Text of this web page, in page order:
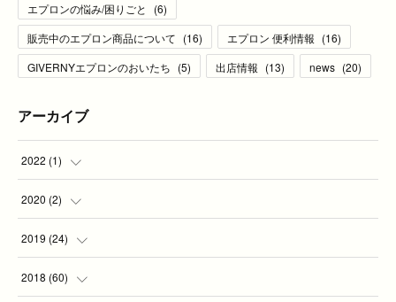
エプロンの悩み/困りごと
(6)
販売中のエプロン商品について (16) エプロン 便利情報 (16)
GIVERNYエプロンのおいたち (5) 出店情報 (13) news (20)
アーカイブ
2022 (1)
( )
2020 (2)
(2
2019 (24)
(2
2018 (60)